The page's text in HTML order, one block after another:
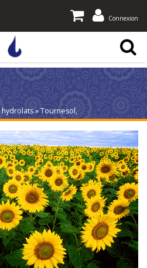
Connexion
» Tournesol,